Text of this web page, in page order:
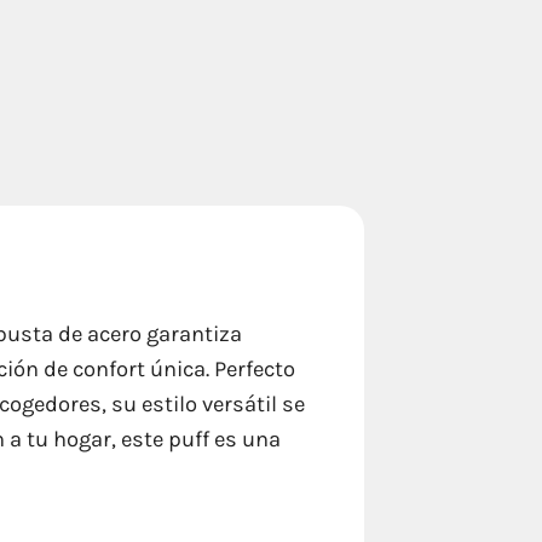
de acero garantiza
de confort única. Perfecto
su estilo versátil se
tu hogar, este puff es una